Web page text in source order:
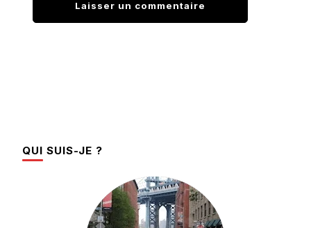
QUI SUIS-JE ?